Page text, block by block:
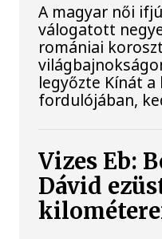
A magyar női
válogatott
romániai
legyőzte Kínát
fordulójában,
Vizes Eb:
Dávid